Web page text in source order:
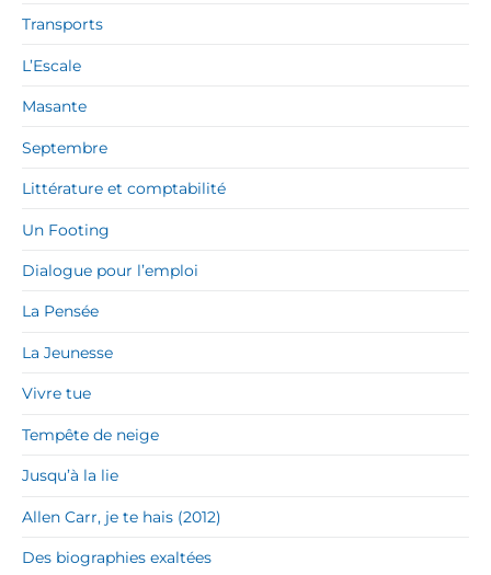
Transports
L’Escale
Masante
Septembre
Littérature et comptabilité
Un Footing
Dialogue pour l’emploi
La Pensée
La Jeunesse
Vivre tue
Tempête de neige
Jusqu’à la lie
Allen Carr, je te hais (2012)
Des biographies exaltées